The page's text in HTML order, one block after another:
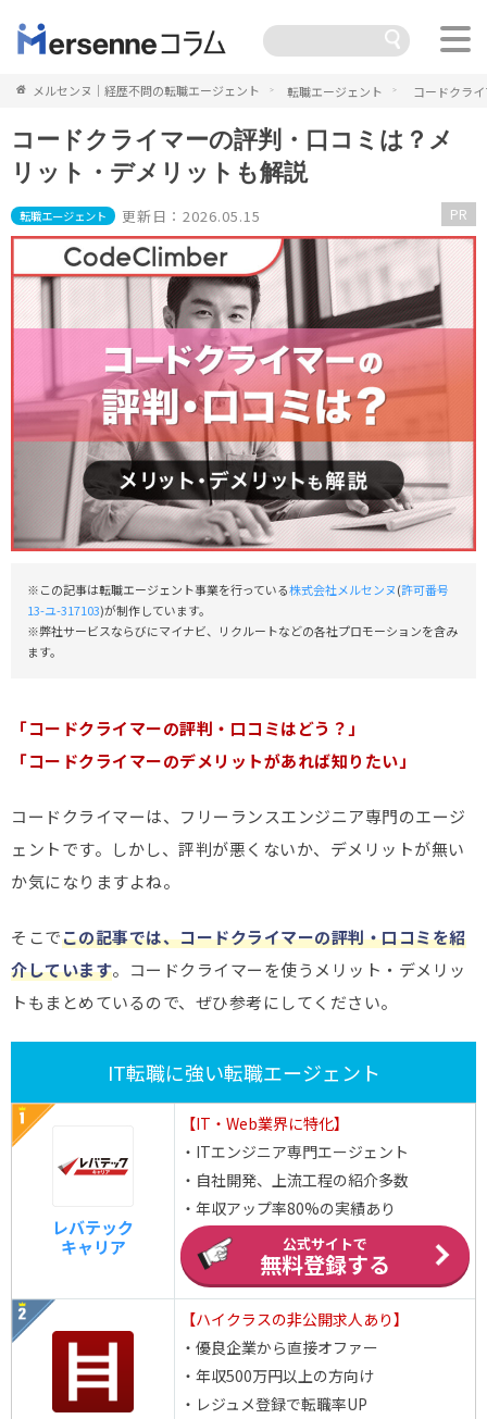
メルセンヌ｜経歴不問の転職エージェント 転職エージェント コードクラ
コードクライマーの評判・口コミは？メ
リット・デメリットも解説
転職エージェント 更新日：2026.05.15 PR
※この記事は転職エージェント事業を行っている株式会社メルセンヌ(許可番号
13-ユ-317103)が制作しています。
※弊社サービスならびにマイナビ、リクルートなどの各社プロモーションを含み
ます。
「コードクライマーの評判・口コミはどう？」
「コードクライマーのデメリットがあれば知りたい」
コードクライマーは、フリーランスエンジニア専門のエージ
ェントです。しかし、評判が悪くないか、デメリットが無い
か気になりますよね。
そこでこの記事では、コードクライマーの評判・口コミを紹
介しています。コードクライマーを使うメリット・デメリッ
トもまとめているので、ぜひ参考にしてください。
IT転職に強い転職エージェント
レバテック
キャリア
【IT・Web業界に特化】
・ITエンジニア専門エージェント
・自社開発、上流工程の紹介多数
・年収アップ率80%の実績あり
公式サイトで
無料登録する
【ハイクラスの非公開求人あり】
・優良企業から直接オファー
・年収500万円以上の方向け
・レジュメ登録で転職率UP